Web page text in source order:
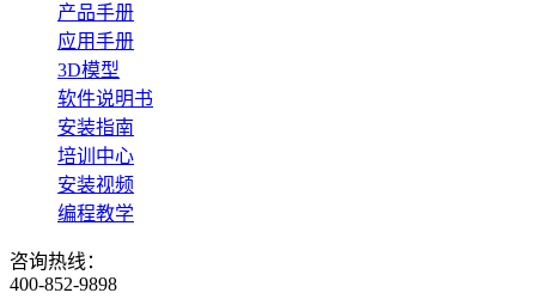
产品手册
应用手册
3D模型
软件说明书
安装指南
培训中心
安装视频
编程教学
咨询热线：
400-852-9898